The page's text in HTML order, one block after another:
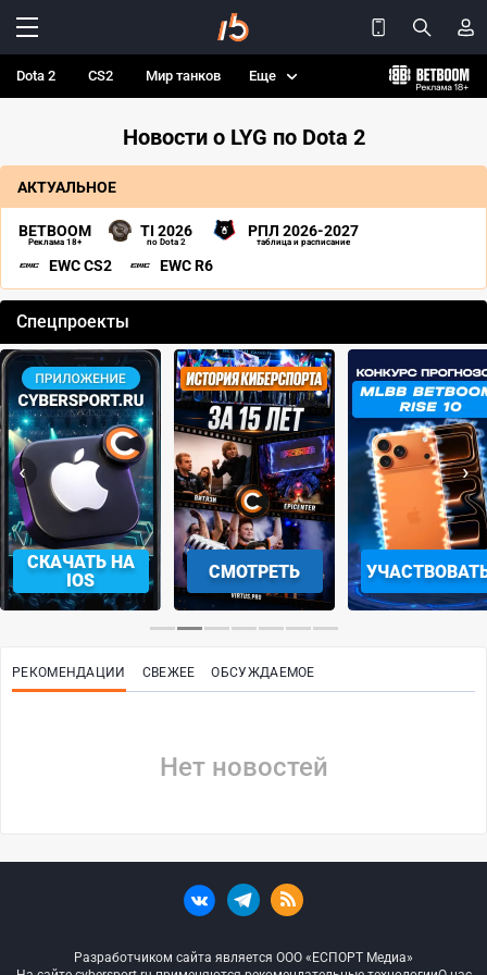
Dota 2 CS2 Мир танков Еще
Новости о LYG по Dota 2
АКТУАЛЬНОЕ
BETBOOM
Реклама 18+
TI 2026
по Dota 2
РПЛ 2026-2027
таблица и расписание
EWC CS2 EWC R6
Спецпроекты
СКАЧАТЬ НА
IOS
СМОТРЕТЬ
‹ ›
РЕКОМЕНДАЦИИ СВЕЖЕЕ ОБСУЖДАЕМОЕ
Нет новостей
Разработчиком сайта является ООО «ЕСПОРТ Медиа»